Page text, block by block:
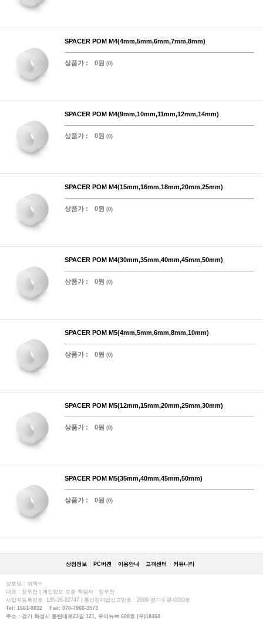
SPACER POM M4(4mm,5mm,6mm,7mm,8mm)
상품가 : 0원 (0)
SPACER POM M4(9mm,10mm,11mm,12mm,14mm)
상품가 : 0원 (0)
SPACER POM M4(15mm,16mm,18mm,20mm,25mm)
상품가 : 0원 (0)
SPACER POM M4(30mm,35mm,40mm,45mm,50mm)
상품가 : 0원 (0)
SPACER POM M5(4mm,5mm,6mm,8mm,10mm)
상품가 : 0원 (0)
SPACER POM M5(12mm,15mm,20mm,25mm,30mm)
상품가 : 0원 (0)
SPACER POM M5(35mm,40mm,45mm,50mm)
상품가 : 0원 (0)
상점정보 PC버젼 이용안내 고객센터 커뮤니티
상호명 : 쉬멕스
대표 : 장우천 | 개인정보 보호 책임자 : 장우천
사업자등록번호 :135-26-92747 | 통신판매업신고번호 : 2009-경기수원-0550호
Tel: 1661-8832 Fax: 070-7966-3573
주소 : 경기 화성시 동탄대로23길 121, 우미뉴브 608호 (우)18468